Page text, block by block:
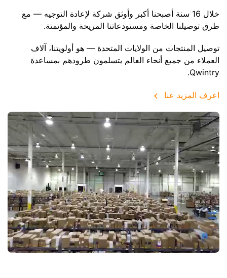
خلال 16 سنة أصبحنا أكبر وأوثق شركة لإعادة التوجيه — مع
طرق توصيلنا الخاصة ومستودعاتنا المريحة والمؤتمتة.
توصيل المنتجات من الولايات المتحدة — هو أولويتنا، آلاف
العملاء من جميع أنحاء العالم يتسلمون طرودهم بمساعدة
Qwintry.
اعرف المزيد عنا